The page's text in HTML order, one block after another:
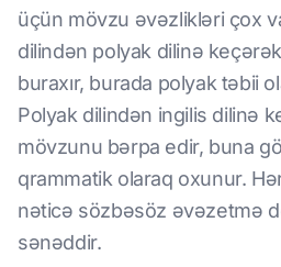
üçün mövzu əvəzlikləri çox
dilindən polyak dilinə
buraxır, burada polyak təbii
Polyak dilindən ingilis dilinə
mövzunu bərpa edir, buna
qrammatik olaraq oxunur.
nəticə sözbəsöz əvəzetmə
sənəddir.